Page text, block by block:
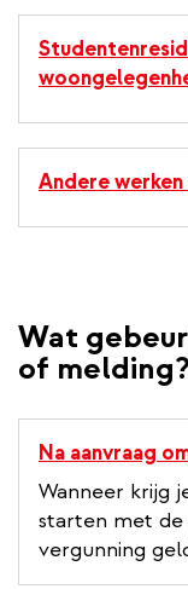
Andere
Wat
of melding?
Na aanvraag
Wanneer krijg
starten met de
vergunning